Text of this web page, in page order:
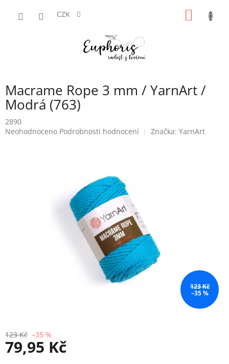
CZK
Macrame Rope 3 mm / YarnArt /
Modrá (763)
2890
Průměrné
Neohodnoceno Podrobnosti hodnocení Značka: YarnArt
123 Kč
–35 %
123 Kč –35 %
79,95 Kč